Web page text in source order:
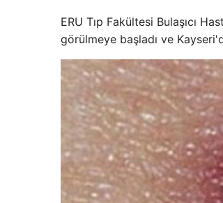
ERU Tıp Fakültesi Bulaşıcı
görülmeye başladı ve